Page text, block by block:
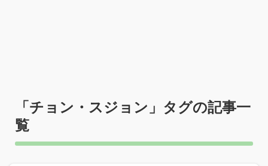
「チョン・スジョン 」タグの記事一
覧